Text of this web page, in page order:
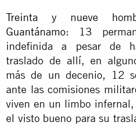
Treinta y nueve
Guantánamo: 13
indefinida a pesar de
traslado de allí, en
más de un decenio, 12
ante las comisiones
viven en un limbo
el visto bueno para su